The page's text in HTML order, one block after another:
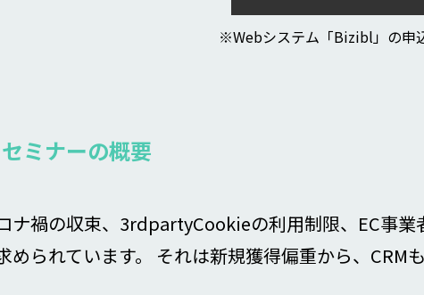
※Webシステム「Bizibl」の申
セミナーの概要
ナ禍の収束、3rdpartyCookieの利用制限、EC事
められています。 それは新規獲得偏重から、CRM